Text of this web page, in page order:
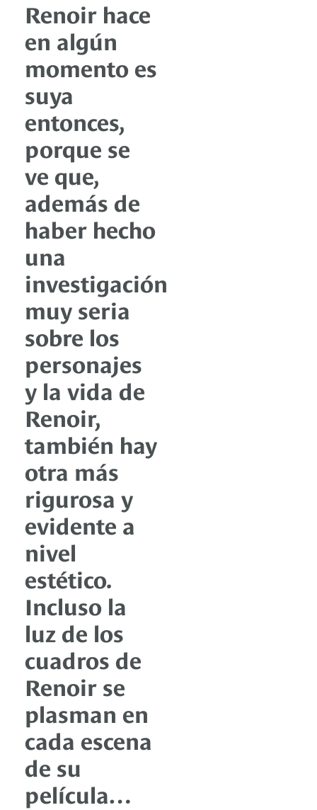
Renoir hace
en algún
momento es
suya
entonces,
porque se
ve que,
además de
haber hecho
una
investigación
muy seria
sobre los
personajes
y la vida de
Renoir,
también hay
otra más
rigurosa y
evidente a
nivel
estético.
Incluso la
luz de los
cuadros de
Renoir se
plasman en
cada escena
de su
película…